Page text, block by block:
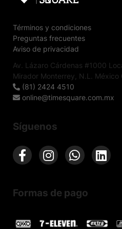
Términos y condiciones
Preguntas frecuentes
Aviso de privacidad
Av. Lázaro Cárdenas #1000
Mirador Monterrey, N.L. México
(81) 2424 4510
online@timesquare.com.mx
Síguenos
Formas de pago